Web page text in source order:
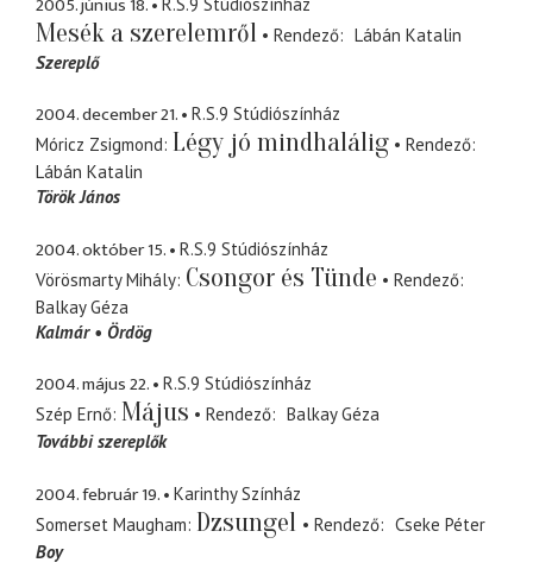
Mesék a szerelemről Rendező
Lábán Katalin
Szereplő
2004. december 21.
R.S.9 Stúdiószínház
Móricz Zsigmond Légy jó mindhalálig
Rendező
Lábán Katalin
Török János
2004. október 15.
R.S.9 Stúdiószínház
Vörösmarty Mihály Csongor és Tünde
Rendező
Balkay Géza
Kalmár
Ördög
2004. május 22.
R.S.9 Stúdiószínház
Szép Ernő Május Rendező
Balkay Géza
További szereplők
2004. február 19.
Karinthy Színház
Somerset Maugham Dzsungel Rendező
Cseke Péter
Boy